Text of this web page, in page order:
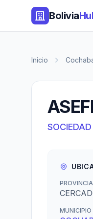
Bolivia
Inicio
PROVINCIA
MUNICIPIO